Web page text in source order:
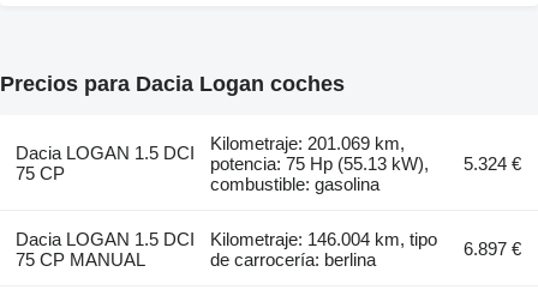
Precios para Dacia Logan coches
Dacia LOGAN 1.5 DCI
75 CP
Kilometraje: 201.069 km,
potencia: 75 Hp (55.13 kW),
combustible: gasolina
5.324 €
Dacia LOGAN 1.5 DCI
75 CP MANUAL
Kilometraje: 146.004 km, tipo
de carrocería: berlina
6.897 €